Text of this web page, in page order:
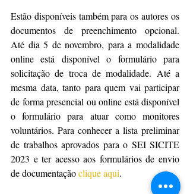
Estão disponíveis também para os autores os
documentos de preenchimento opcional.
Até dia 5 de novembro, para a modalidade
online está disponível o formulário para
solicitação de troca de modalidade. Até a
mesma data, tanto para quem vai participar
de forma presencial ou online está disponível
o formulário para atuar como monitores
voluntários. Para conhecer a lista preliminar
de trabalhos aprovados para o SEI SICITE
2023 e ter acesso aos formulários de envio
de documentação clique aqui.